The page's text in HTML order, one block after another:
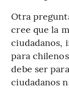
Otra
cree que la
ciudadanos,
para
debe ser
ciudadanos